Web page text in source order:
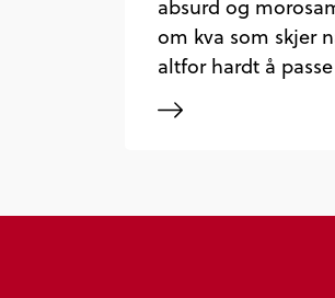
absurd og
om kva som skjer
altfor hardt å